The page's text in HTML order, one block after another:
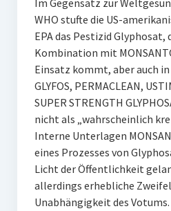
Im Gegensatz zur
WHO stufte die US-
EPA das Pestizid Glyphosat,
Kombination mit
Einsatz kommt, aber auch
GLYFOS, PERMACLEAN,
SUPER STRENGTH
nicht als „wahrscheinlich
Interne Unterlagen
eines Prozesses von
Licht der Öffentlichkeit
allerdings erhebliche
Unabhängigkeit des Votums.